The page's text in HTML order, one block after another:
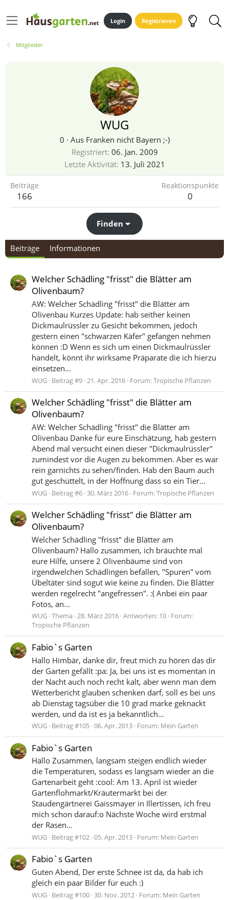
Login Registrieren
Mitglieder
WUG
0 · Aus Franken nicht Bayern ;-)
Registriert 06. Jan. 2009
Letzte Aktivität 13. Juli 2021
Beiträge
166
Reaktionspunkte
0
Finden
Beiträge Informationen
Welcher Schädling "frisst" die Blätter am
Olivenbaum?
AW: Welcher Schädling "frisst" die Blätter am
Olivenbau Kurzes Update: hab seither keinen
Dickmaulrüssler zu Gesicht bekommen, jedoch
gestern einen "schwarzen Käfer" gefangen nehmen
können :D Wenn es sich um einen Dickmaulrüssler
handelt, könnt ihr wirksame Präparate die ich hierzu
einsetzen...
WUG Beitrag #9 21. Apr. 2016 Forum:Tropische Pflanzen
Welcher Schädling "frisst" die Blätter am
Olivenbaum?
AW: Welcher Schädling "frisst" die Blätter am
Olivenbau Danke für eure Einschätzung, hab gestern
Abend mal versucht einen dieser "Dickmaulrüssler"
zumindest vor die Augen zu bekommen. Aber es war
rein garnichts zu sehen/finden. Hab den Baum auch
gut geschüttelt, in der Hoffnung dass so ein Tier...
WUG Beitrag #6 30. März 2016 Forum:Tropische Pflanzen
Welcher Schädling "frisst" die Blätter am
Olivenbaum?
Welcher Schädling "frisst" die Blätter am
Olivenbaum? Hallo zusammen, ich bräuchte mal
eure Hilfe, unsere 2 Olivenbäume sind von
irgendwelchen Schädlingen befallen, "Spuren" vom
Übeltäter sind sogut wie keine zu finden. Die Blätter
werden regelrecht "angefressen". :( Anbei ein paar
Fotos, an...
WUG Thema 28. März 2016 Antworten: 10 Forum:
Tropische Pflanzen
Fabio`s Garten
Hallo Himbär, danke dir, freut mich zu hören das dir
der Garten gefällt :pa: Ja, bei uns ist es momentan in
der Nacht auch noch recht kalt, aber wenn man dem
Wetterbericht glauben schenken darf, soll es bei uns
ab Dienstag tagsüber die 10 grad marke geknackt
werden, und da ist es ja bekanntlich...
WUG Beitrag #105 06. Apr. 2013 Forum: Mein Garten
Fabio`s Garten
Hallo Zusammen, langsam steigen endlich wieder
die Temperaturen, sodass es langsam wieder an die
Gartenarbeit geht :cool: Am 13. April ist wieder
Gartenflohmarkt/Kräutermarkt bei der
Staudengärtnerei Gaissmayer in Illertissen, ich freu
mich schon darauf:o Nächste Woche wird erstmal
der Rasen...
WUG Beitrag #102 05. Apr. 2013 Forum: Mein Garten
Fabio`s Garten
Guten Abend, Der erste Schnee ist da, da hab ich
gleich ein paar Bilder für euch :)
WUG Beitrag #100 30. Nov. 2012 Forum: Mein Garten